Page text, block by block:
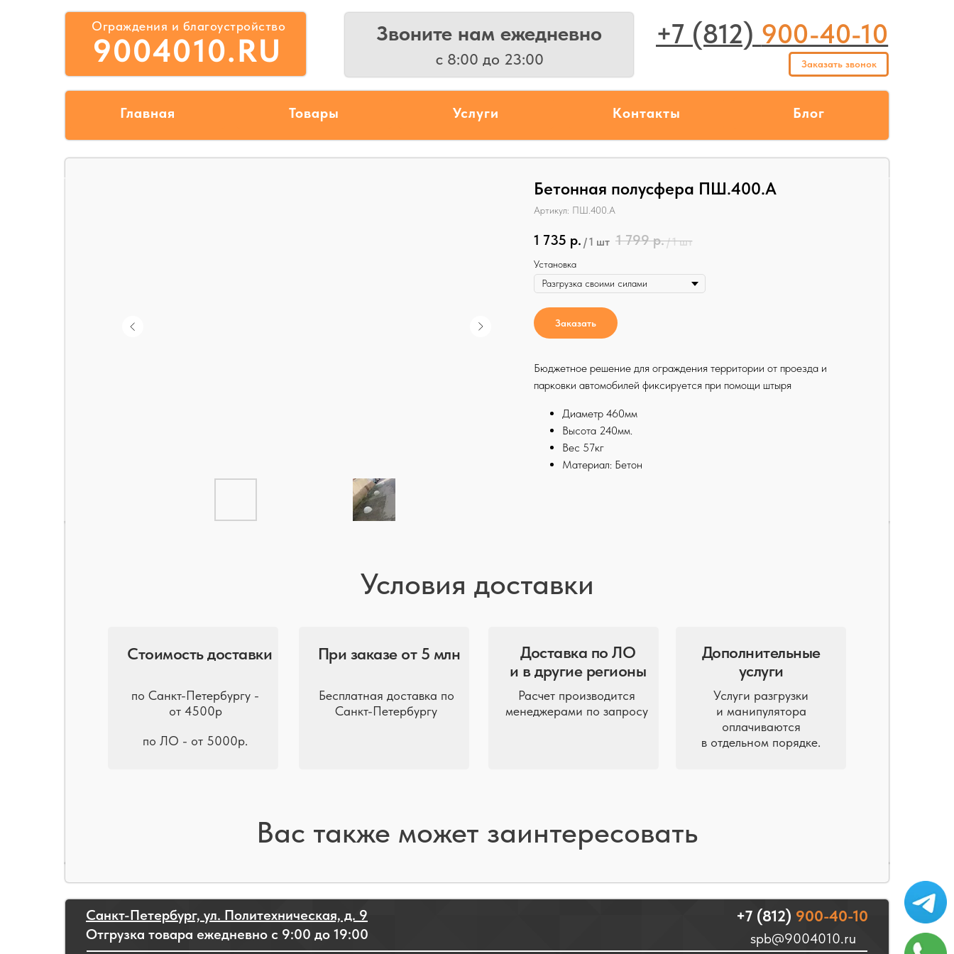
9004010.RU
Ограждения и благоустройство +7 (812) 900-40-10
Звоните нам ежедневно
с 8:00 до 23:00 Заказать звонок
Блог
Главная Товары Услуги Контакты
Бетонная полусфера ПШ.400.А
Артикул: ПШ.400.А
1 735 р. /1 шт 1 799 р./1 шт
Установка
Заказать
Бюджетное решение для ограждения территории от проезда и
парковки автомобилей фиксируется при помощи штыря
Диаметр 460мм
Высота 240мм.
Вес 57кг
Материал: Бетон
Условия доставки
по ЛО - от 5000р.
по Санкт-Петербургу -
от 4500р
Бесплатная доставка по
Санкт-Петербургу
Расчет производится
менеджерами по запросу
Услуги разгрузки
и манипулятора
оплачиваются
в отдельном порядке.
Дополнительные
услуги
Доставка по ЛО
и в другие регионы
При заказе от 5 млн
Стоимость доставки
Вас также может заинтересовать
Отгрузка товара ежедневно с 9:00 до 19:00
Санкт-Петербург, ул. Политехническая, д. 9 +7 (812) 900-40-10
spb@9004010.ru